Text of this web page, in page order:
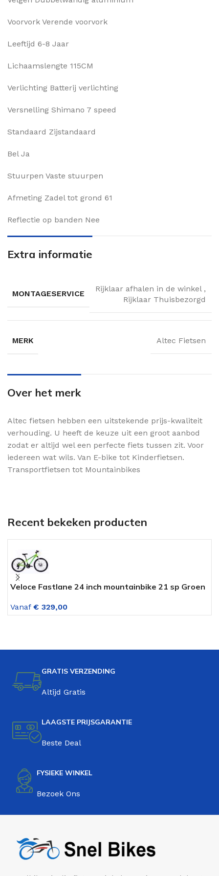
Voorvork Verende voorvork
Leeftijd 6-8 Jaar
Lichaamslengte 115CM
Verlichting Batterij verlichting
Versnelling Shimano 7 speed
Standaard Zijstandaard
Bel Ja
Stuurpen Vaste stuurpen
Afmeting Zadel tot grond 61
Reflectie op banden Nee
Extra informatie
MONTAGESERVICE
Rijklaar afhalen in de winkel ,
Rijklaar Thuisbezorgd
MERK Altec Fietsen
Over het merk
Altec fietsen hebben een uitstekende prijs-kwaliteit
verhouding. U heeft de keuze uit een groot aanbod
zodat er altijd wel een perfecte fiets tussen zit. Voor
iedereen wat wils. Van E-bike tot Kinderfietsen.
Transportfietsen tot Mountainbikes
Recent bekeken producten
Veloce Fastlane 24 inch mountainbike 21 sp Groen
Vanaf € 329,00
GRATIS VERZENDING
Altijd Gratis
LAAGSTE PRIJSGARANTIE
Beste Deal
FYSIEKE WINKEL
Bezoek Ons